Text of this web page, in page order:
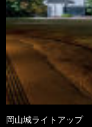
岡山城ライトアップ